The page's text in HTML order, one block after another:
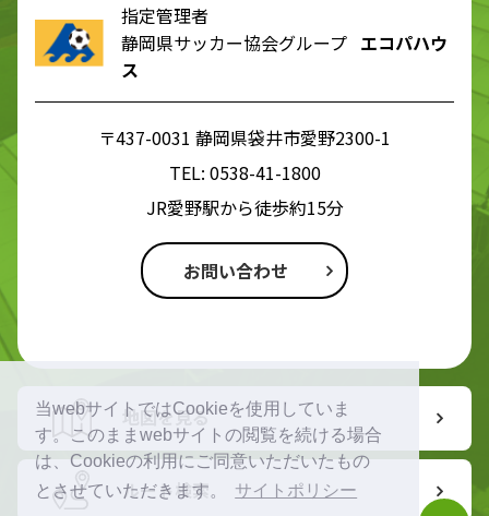
当webサイトではCookieを使用していま
す。このままwebサイトの閲覧を続ける場合
は、Cookieの利用にご同意いただいたもの
とさせていただきます。
サイトポリシー
指定管理者
静岡県サッカー協会グループ エコパハウ
ス
〒437-0031 静岡県袋井市愛野2300-1
TEL: 0538-41-1800
JR愛野駅から徒歩約15分
お問い合わせ
地図を見る
ルート検索